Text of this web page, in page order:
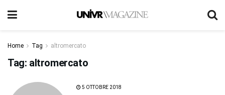
Home Tag altromercato
Tag: altromercato
5 OTTOBRE 2018